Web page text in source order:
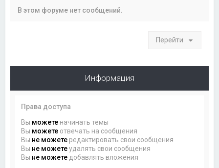
В этом форуме нет сообщений.
Перейти
Информация
Права доступа
Вы можете начинать темы
Вы можете отвечать на сообщения
Вы не можете редактировать свои сообщения
Вы не можетеудалять свои сообщения
Вы не можете добавлять вложения